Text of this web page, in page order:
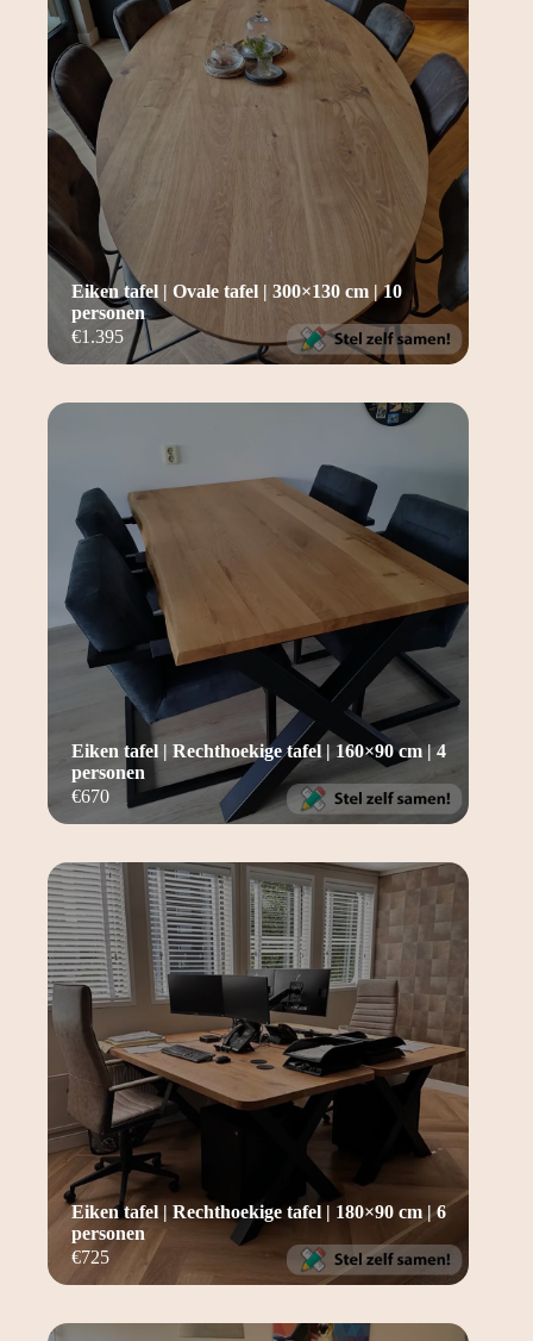
€1.395
Eiken tafel | Ovale tafel | 300×130 cm | 10
personen
€670
Eiken tafel | Rechthoekige tafel | 160×90 cm | 4
personen
€725
Eiken tafel | Rechthoekige tafel | 180×90 cm | 6
personen